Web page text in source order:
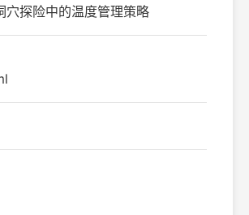
穴探险中的温度管理策略